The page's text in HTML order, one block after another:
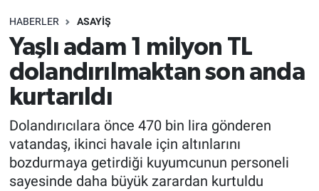
HABERLER ASAYIŞ
Yaşlı adam 1 milyon TL
dolandırılmaktan son anda
kurtarıldı
Dolandırıcılara önce 470 bin lira gönderen
vatandaş, ikinci havale için altınlarını
bozdurmaya getirdiği kuyumcunun personeli
sayesinde daha büyük zarardan kurtuldu
Gündem
Türkiye
Dünya
Sağlık
Alış-Veriş/İş dünyası
Eskişehirspor Arşivi
Eskişehir Arşivi
Röportaj
Ekonomi
Kültür Sanat
Süper Lig Puan Durumu ve Fikstür
Tüm Manşetler
Son Dakika Haberleri
Haber Arşivi